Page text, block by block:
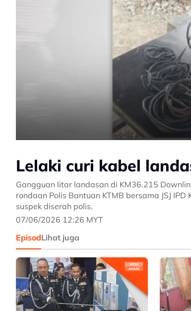
Lelaki curi kabel
Gangguan litar landasan di KM36.215
rondaan Polis Bantuan KTMB bersama JSJ
suspek diserah polis.
07/06/2026 12:26 MYT
EpisodLihat juga